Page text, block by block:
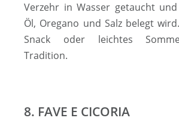
Verzehr in Wasser getaucht
Öl, Oregano und Salz belegt
Snack oder leichtes
Tradition.
8. FAVE E CICORIA